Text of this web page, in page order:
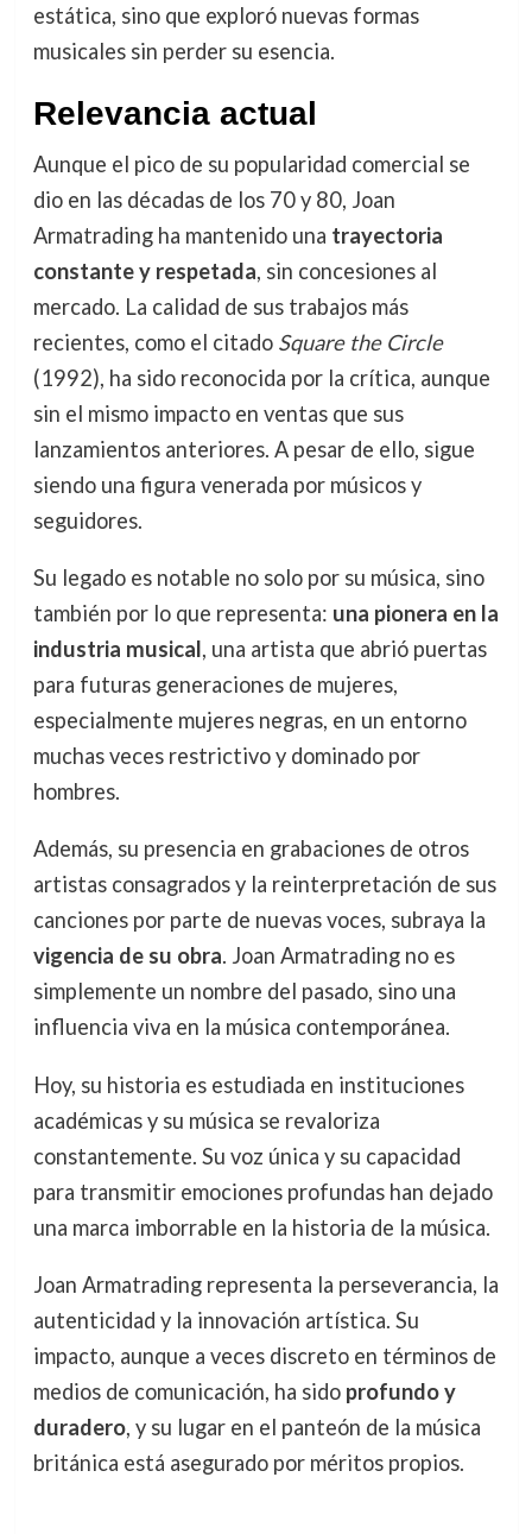
estática, sino que exploró nuevas formas
musicales sin perder su esencia.
Relevancia actual
Aunque el pico de su popularidad comercial se
dio en las décadas de los 70 y 80, Joan
Armatrading ha mantenido una trayectoria
constante y respetada, sin concesiones al
mercado. La calidad de sus trabajos más
recientes, como el citado Square the Circle
(1992), ha sido reconocida por la crítica, aunque
sin el mismo impacto en ventas que sus
lanzamientos anteriores. A pesar de ello, sigue
siendo una figura venerada por músicos y
seguidores.
Su legado es notable no solo por su música, sino
también por lo que representa: una pionera en la
industria musical, una artista que abrió puertas
para futuras generaciones de mujeres,
especialmente mujeres negras, en un entorno
muchas veces restrictivo y dominado por
hombres.
Además, su presencia en grabaciones de otros
artistas consagrados y la reinterpretación de sus
canciones por parte de nuevas voces, subraya la
vigencia de su obra. Joan Armatrading no es
simplemente un nombre del pasado, sino una
influencia viva en la música contemporánea.
Hoy, su historia es estudiada en instituciones
académicas y su música se revaloriza
constantemente. Su voz única y su capacidad
para transmitir emociones profundas han dejado
una marca imborrable en la historia de la música.
Joan Armatrading representa la perseverancia, la
autenticidad y la innovación artística. Su
impacto, aunque a veces discreto en términos de
medios de comunicación, ha sido profundo y
duradero, y su lugar en el panteón de la música
británica está asegurado por méritos propios.